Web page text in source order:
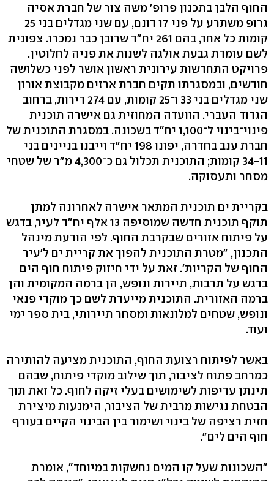
החוף הלבן בתכנון פרופ' משה צור של חברת אסיה
גרופ משתרע על פני 17 דונם, עם שני מגדלים בני 25
קומות כל אחד, בהם 261 יח"ד שרובן כבר נמכרו. צפונית
לשם עומדת גבעת אולגה לשנות את פניה לחלוטין.
פרויקט התחדשות עירונית ראשון אושר לפני כשלושה
חודשים, ובמסגרתו תקים חברת ארזים מקבוצת אורון
שני מגדלים בני 33 ו־25 קומות, עם 274 דירות, ברחוב
הגדוד העברי. הוועדה המחוזית גם אישרה תוכנית
פינוי־בינוי ל־1,100 יח"ד בשכונה. במסגרת התוכנית של
חברת ענב בחדרה, יפונו 198 יח"ד וייבנו בניינים בני
34-11 קומות; התוכנית תכלול גם כ־4,300 מ"ר של שטחי
מסחר ותעסוקה.
בקריית ים תוכנית המתאר אישרה לאחרונה למתן
תוקף תוכנית חדשה שמוסיפה 13 אלף יח"ד לעיר, בדגש
על פיתוח אזורים שבקרבת החוף. לפי הודעת מינהל
התכנון, "מטרת התוכנית להפוך את קריית ים ל'עיר
החוף של הקריות'. זאת על ידי חיזוק פיתוח חוף הים
בדגש על תרבות, תיירות ונופש, הן ברמה המקומית והן
ברמה האזורית. התוכנית מייעדת לשם כך מוקדי פנאי
ונופש, שטחים למלונאות ומסחר תיירותי, בית ספר ימי
ועוד.
באשר לפיתוח רצועת החוף, התוכנית מציעה להותירה
כמרחב פתוח לציבור, תוך שילוב מוקדי פיתוח, שבהם
תינתן עדיפות לשימושים בעלי זיקה לחוף. כל זאת תוך
הבטחת נגישות מרבית של הציבור, הימנעות מיצירת
חזית רציפה של בינוי ושימור בין הבינוי הקיים בעורף
חוף הים לים".
"השכונות שעל קו המים נחשקות במיוחד", אומרת